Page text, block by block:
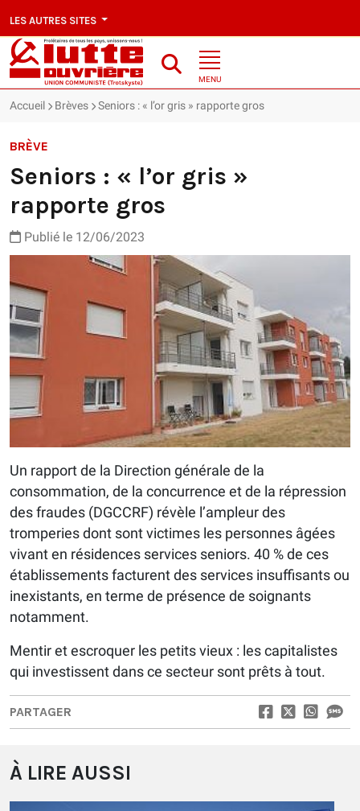
LES AUTRES SITES
MENU
Accueil Brèves Seniors : « l’or gris » rapporte gros
BRÈVE
Seniors : « l’or gris »
rapporte gros
Publié le 12/06/2023
Un rapport de la Direction générale de la
consommation, de la concurrence et de la répression
des fraudes (DGCCRF) révèle l’ampleur des
tromperies dont sont victimes les personnes âgées
vivant en résidences services seniors. 40 % de ces
établissements facturent des services insuffisants ou
inexistants, en terme de présence de soignants
notamment.
Mentir et escroquer les petits vieux : les capitalistes
qui investissent dans ce secteur sont prêts à tout.
PARTAGER
À LIRE AUSSI